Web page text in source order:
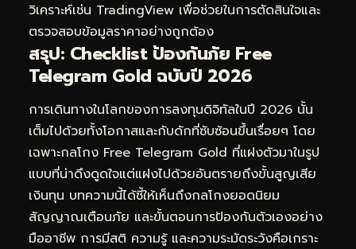
วิเคราะห์เช่น TradingView เพื่อช่วยในการตัดสินใจและ
ตรวจสอบข้อมูลราคาอย่างถูกต้อง
สรุป: Checklist ป้องกันภัย Free
Telegram Gold ฉบับปี 2026
การเดินทางในโลกของการลงทุนดิจิทัลในปี 2026 นั้น
เต็มไปด้วยทั้งโอกาสและกับดักที่ซับซ้อนขึ้นเรื่อยๆ โดย
เฉพาะกลโกง Free Telegram Gold ที่แฝงตัวมาในรูป
แบบที่น่าดึงดูดใจแต่แฝงไปด้วยอันตรายถึงขั้นสูญเสีย
เงินทุน บทความนี้ได้ชี้ให้เห็นถึงกลโกงยอดนิยม
สัญญาณเตือนภัย และขั้นตอนการป้องกันตัวเองอย่าง
มืออาชีพ การมีสติ ความรู้ และความระมัดระวังคือเกราะ